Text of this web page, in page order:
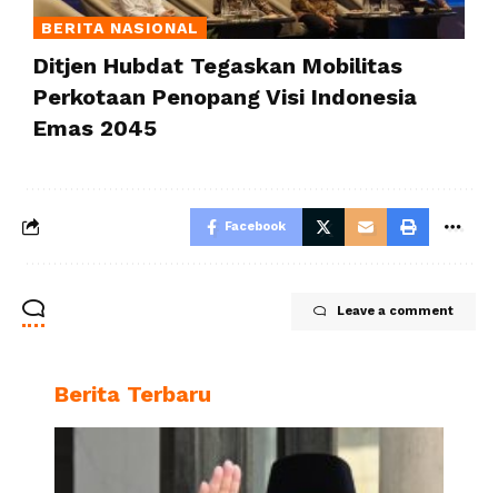
BERITA NASIONAL
Ditjen Hubdat Tegaskan Mobilitas
Perkotaan Penopang Visi Indonesia
Emas 2045
Facebook
Leave a comment
Berita Terbaru